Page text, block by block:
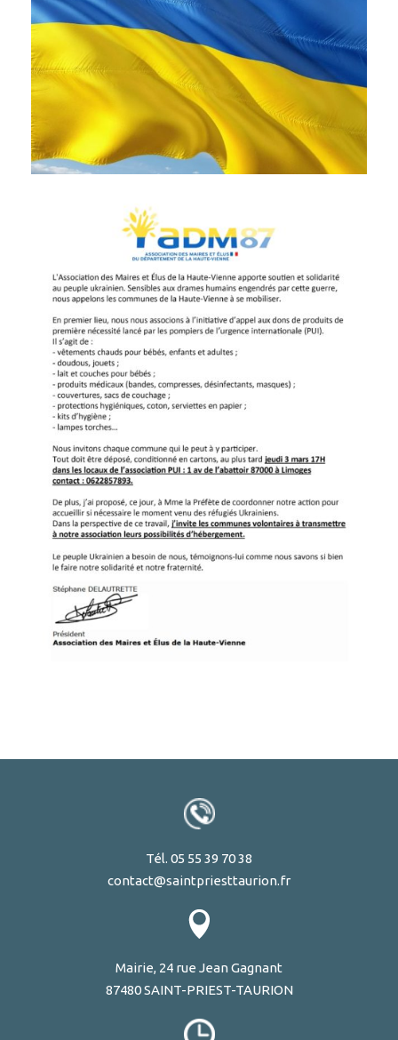
Tél. 05 55 39 70 38
contact@saintpriesttaurion.fr
Mairie, 24 rue Jean Gagnant
87480 SAINT-PRIEST-TAURION